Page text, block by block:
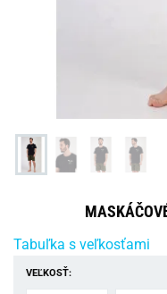
Tabuľka s veľkosťami
VEĽKOSŤ: